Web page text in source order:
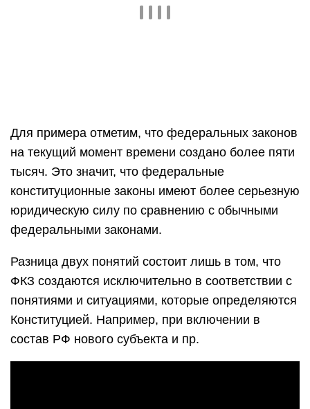
Для примера отметим, что федеральных законов
на текущий момент времени создано более пяти
тысяч. Это значит, что федеральные
конституционные законы имеют более серьезную
юридическую силу по сравнению с обычными
федеральными законами.
Разница двух понятий состоит лишь в том, что
ФКЗ создаются исключительно в соответствии с
понятиями и ситуациями, которые определяются
Конституцией. Например, при включении в
состав РФ нового субъекта и пр.